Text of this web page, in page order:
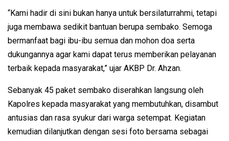
“Kami hadir di sini bukan hanya untuk bersilaturrahmi, tetapi
juga membawa sedikit bantuan berupa sembako. Semoga
bermanfaat bagi ibu-ibu semua dan mohon doa serta
dukungannya agar kami dapat terus memberikan pelayanan
terbaik kepada masyarakat,” ujar AKBP Dr. Ahzan.
Sebanyak 45 paket sembako diserahkan langsung oleh
Kapolres kepada masyarakat yang membutuhkan, disambut
antusias dan rasa syukur dari warga setempat. Kegiatan
kemudian dilanjutkan dengan sesi foto bersama sebagai